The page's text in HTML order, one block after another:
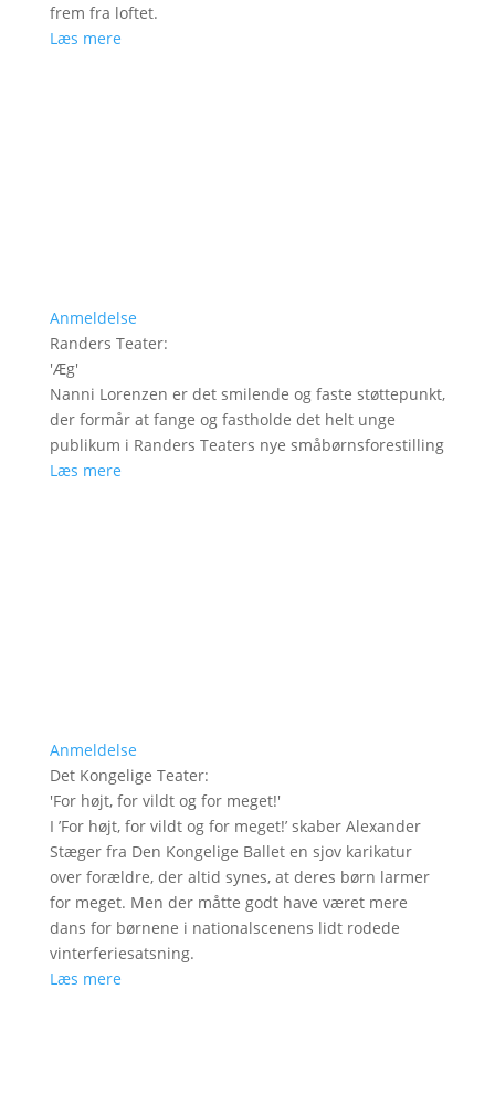
frem fra loftet.
Læs mere
Anmeldelse
Randers Teater:
'Æg'
Nanni Lorenzen er det smilende og faste støttepunkt,
der formår at fange og fastholde det helt unge
publikum i Randers Teaters nye småbørnsforestilling
Læs mere
Anmeldelse
Det Kongelige Teater:
'For højt, for vildt og for meget!'
I ’For højt, for vildt og for meget!’ skaber Alexander
Stæger fra Den Kongelige Ballet en sjov karikatur
over forældre, der altid synes, at deres børn larmer
for meget. Men der måtte godt have været mere
dans for børnene i nationalscenens lidt rodede
vinterferiesatsning.
Læs mere